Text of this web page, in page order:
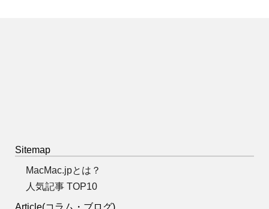
Sitemap
MacMac.jpとは？
人気記事 TOP10
Article(コラム・ブログ)